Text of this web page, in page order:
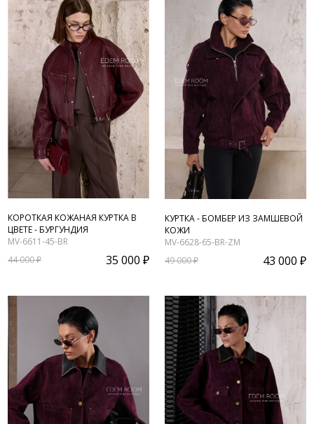
КОРОТКАЯ КОЖАНАЯ КУРТКА В
ЦВЕТЕ - БУРГУНДИЯ
MV-6611-45-BR
44 000 ₽
35 000 ₽
КУРТКА - БОМБЕР ИЗ ЗАМШЕВОЙ
КОЖИ
MV-6628-65-BR-ZM
49 000 ₽
43 000 ₽